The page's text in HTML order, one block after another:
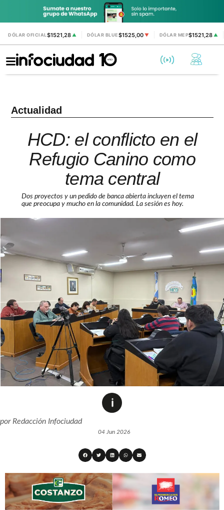
DÓLAR OFICIAL$1521,28 ▲ DÓLAR BLUE$1525,00 ▼ DÓLAR MEP$1521,28▲
Actualidad
HCD: el conflicto en el
Refugio Canino como
tema central
Dos proyectos y un pedido de banca abierta incluyen el tema
que preocupa y mucho en la comunidad. La sesión es hoy.
porRedacción Infociudad
04 Jun 2026